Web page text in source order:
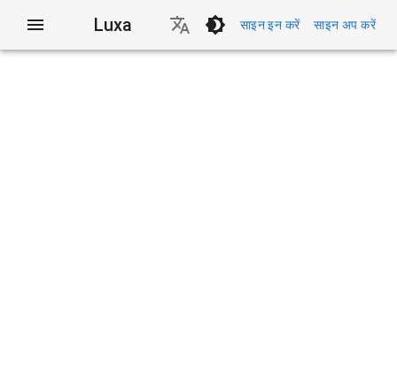
Luxa साइन इन करें साइन अप करें